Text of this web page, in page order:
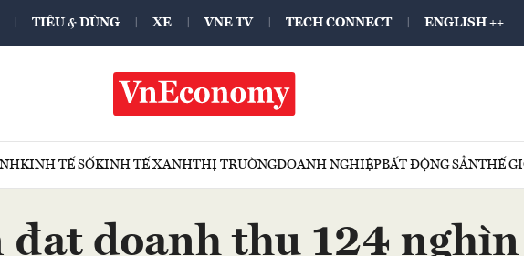
TIÊU & DÙNG XE VNE TV TECH CONNECT ENGLISH ++
KINH TẾ SỐKINH TẾ XANHTHỊ TRƯỜNGDOANH NGHIỆPBẤT ĐỘNG SẢNTHẾ
doanh thu 124